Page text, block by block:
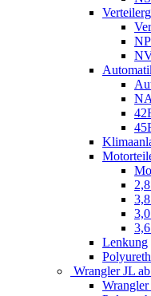
Lenkung
Wrangler JL
Wrangler